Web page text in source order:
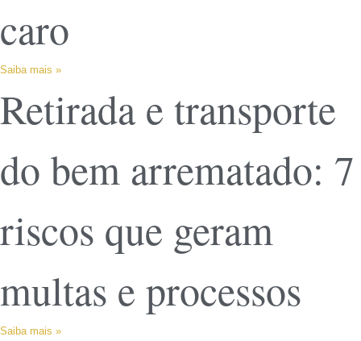
caro
Saiba mais »
Retirada e transporte
do bem arrematado: 7
riscos que geram
multas e processos
Saiba mais »